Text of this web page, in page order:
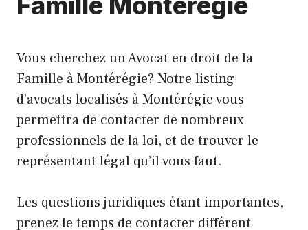
Vous cherchez un Avocat en droit de la
Famille à Montérégie? Notre listing
d’avocats localisés à Montérégie vous
permettra de contacter de nombreux
professionnels de la loi, et de trouver le
représentant légal qu’il vous faut.
Les questions juridiques étant importantes,
prenez le temps de contacter différent